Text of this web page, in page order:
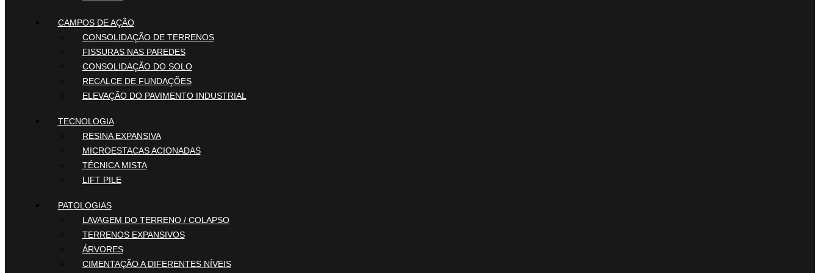
CAMPOS DE AÇÃO
CONSOLIDAÇÃO DE TERRENOS
FISSURAS NAS PAREDES
CONSOLIDAÇÃO DO SOLO
RECALCE DE FUNDAÇÕES
ELEVAÇÃO DO PAVIMENTO INDUSTRIAL
TECNOLOGIA
RESINA EXPANSIVA
MICROESTACAS ACIONADAS
TÉCNICA MISTA
LIFT PILE
PATOLOGIAS
LAVAGEM DO TERRENO / COLAPSO
TERRENOS EXPANSIVOS
ÁRVORES
CIMENTAÇÃO A DIFERENTES NÍVEIS